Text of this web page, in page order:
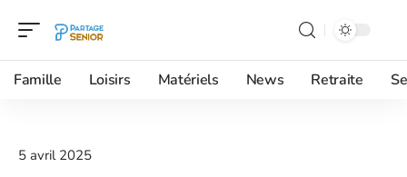
Famille Loisirs Matériels News Retraite
5 avril 2025